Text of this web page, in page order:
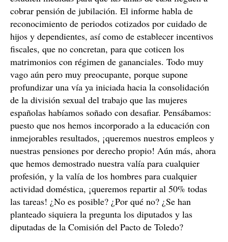
cobrar pensión de jubilación. El informe habla de
reconocimiento de periodos cotizados por cuidado de
hijos y dependientes, así como de establecer incentivos
fiscales, que no concretan, para que coticen los
matrimonios con régimen de gananciales. Todo muy
vago aún pero muy preocupante, porque supone
profundizar una vía ya iniciada hacia la consolidación
de la división sexual del trabajo que las mujeres
españolas habíamos soñado con desafiar. Pensábamos:
puesto que nos hemos incorporado a la educación con
inmejorables resultados, ¡queremos nuestros empleos y
nuestras pensiones por derecho propio! Aún más, ahora
que hemos demostrado nuestra valía para cualquier
profesión, y la valía de los hombres para cualquier
actividad doméstica, ¡queremos repartir al 50% todas
las tareas! ¿No es posible? ¿Por qué no? ¿Se han
planteado siquiera la pregunta los diputados y las
diputadas de la Comisión del Pacto de Toledo?